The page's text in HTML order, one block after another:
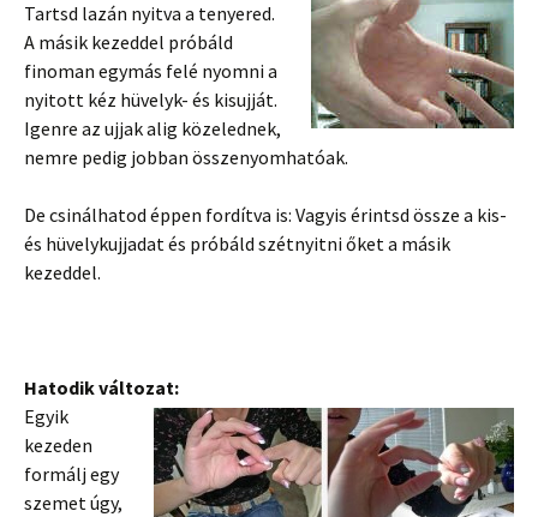
Tartsd lazán nyitva a tenyered.
A másik kezeddel próbáld
finoman egymás felé nyomni a
nyitott kéz hüvelyk- és kisujját.
Igenre az ujjak alig közelednek,
nemre pedig jobban összenyomhatóak.
De csinálhatod éppen fordítva is: Vagyis érintsd össze a kis-
és hüvelykujjadat és próbáld szétnyitni őket a másik
kezeddel.
Hatodik változat:
Egyik
kezeden
formálj egy
szemet úgy,